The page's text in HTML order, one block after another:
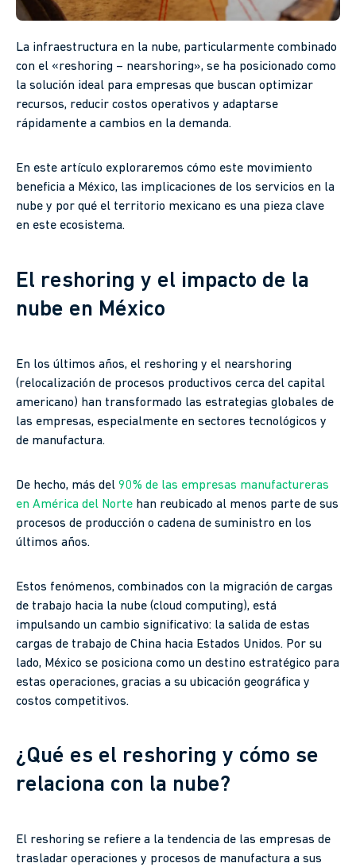
La infraestructura en la nube, particularmente combinado
con el «reshoring – nearshoring», se ha posicionado como
la solución ideal para empresas que buscan optimizar
recursos, reducir costos operativos y adaptarse
rápidamente a cambios en la demanda.
En este artículo exploraremos cómo este movimiento
beneficia a México, las implicaciones de los servicios en la
nube y por qué el territorio mexicano es una pieza clave
en este ecosistema.
El reshoring y el impacto de la
nube en México
En los últimos años, el reshoring y el nearshoring
(relocalización de procesos productivos cerca del capital
americano) han transformado las estrategias globales de
las empresas, especialmente en sectores tecnológicos y
de manufactura.
De hecho, más del 90% de las empresas manufactureras
en América del Norte han reubicado al menos parte de sus
procesos de producción o cadena de suministro en los
últimos años.
Estos fenómenos, combinados con la migración de cargas
de trabajo hacia la nube (cloud computing), está
impulsando un cambio significativo: la salida de estas
cargas de trabajo de China hacia Estados Unidos. Por su
lado, México se posiciona como un destino estratégico para
estas operaciones, gracias a su ubicación geográfica y
costos competitivos.
¿Qué es el reshoring y cómo se
relaciona con la nube?
El reshoring se refiere a la tendencia de las empresas de
trasladar operaciones y procesos de manufactura a sus